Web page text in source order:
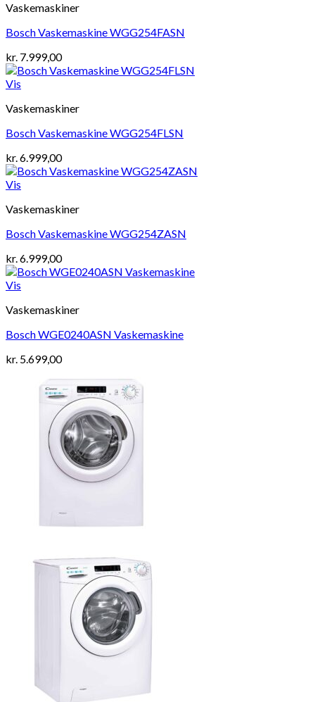
Vaskemaskiner
Bosch Vaskemaskine WGG254FASN
kr. 7.999,00
Vis
Vaskemaskiner
Bosch Vaskemaskine WGG254FLSN
kr.6.999,00
Vis
Vaskemaskiner
Bosch Vaskemaskine WGG254ZASN
kr.6.999,00
Vis
Vaskemaskiner
Bosch WGE0240ASN Vaskemaskine
kr. 5.699,00